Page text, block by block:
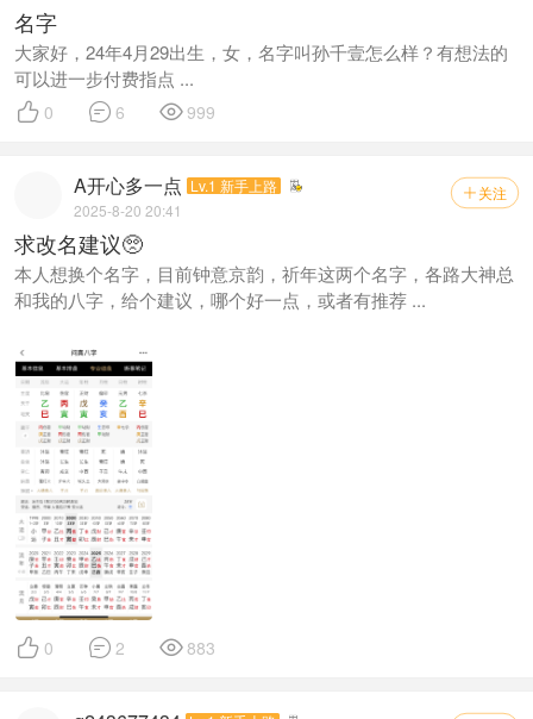
名字
大家好，24年4月29出生，女，名字叫孙千壹怎么样？有想法的
可以进一步付费指点 ...
 0  6 999
 关注
A开心多一点 Lv.1 新手上路
2025-8-20 20:41
求改名建议🥺
本人想换个名字，目前钟意京韵，祈年这两个名字，各路大神总
和我的八字，给个建议，哪个好一点，或者有推荐 ...
 0  2  883